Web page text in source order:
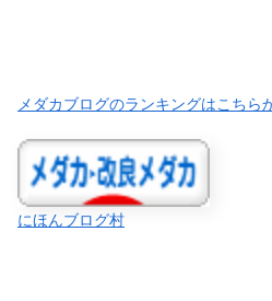
メダカブログのランキングはこちら
にほんブログ村